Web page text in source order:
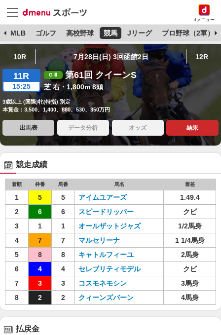
dメニュー
MLB ゴルフ 高校野球 競馬 Jリーグ プロ野球（2軍）
10R 7月28日(日) 3回函館2日 12R
11R
15:25
第61回 クイーンS
芝 右・1,800m 8頭
3歳以上 (国際)牝(特指) 別定
本賞金：3,500、1,400、880、530、350万円
出馬表 データ分析 オッズ 結果
競走成績
着順 枠番 馬番 馬名 着差
1 5 5 アイムユアーズ
1.49.4
2
6 6 スピードリッパー
クビ
3
1 1 オールザットジャズ
1/2馬身
4
7 7 マルセリーナ
1 1/4馬身
5
8 8 キャトルフィーユ
2馬身
6
4 4 セレブリティモデル
クビ
7
3 3 コスモネモシン
3馬身
8
2 2 クィーンズバーン 4馬身
払戻金